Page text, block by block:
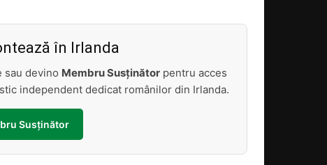
în Irlanda
sau devino Membru Susținător pentru acces
independent dedicat românilor din Irlanda.
Susținător